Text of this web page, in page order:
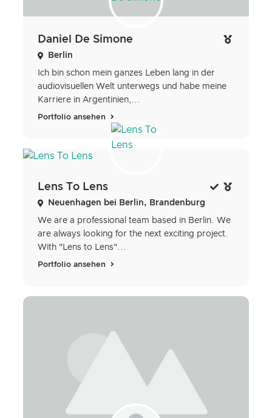
Daniel De Simone
Berlin
Ich bin schon mein ganzes Leben lang in der
audiovisuellen Welt unterwegs und habe meine
Karriere in Argentinien,...
Portfolio ansehen
Lens To Lens
Neuenhagen bei Berlin, Brandenburg
We are a professional team based in Berlin. We
are always looking for the next exciting project.
With "Lens to Lens"...
Portfolio ansehen